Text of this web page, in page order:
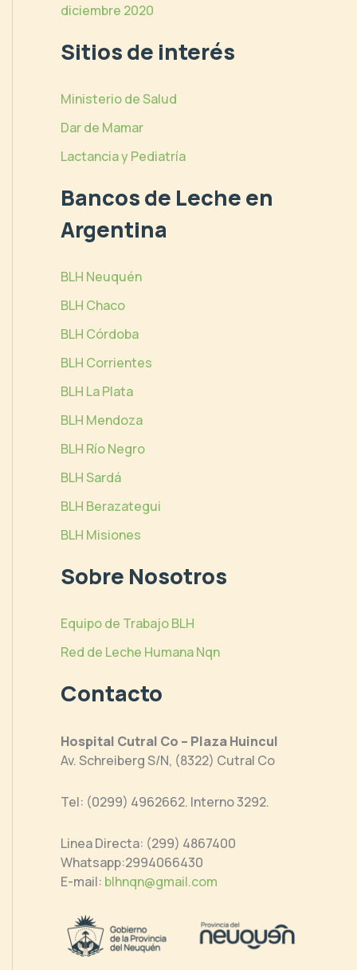
diciembre 2020
Sitios de interés
Ministerio de Salud
Dar de Mamar
Lactancia y Pediatría
Bancos de Leche en
Argentina
BLH Neuquén
BLH Chaco
BLH Córdoba
BLH Corrientes
BLH La Plata
BLH Mendoza
BLH Río Negro
BLH Sardá
BLH Berazategui
BLH Misiones
Sobre Nosotros
Equipo de Trabajo BLH
Red de Leche Humana Nqn
Contacto
Hospital Cutral Co – Plaza Huincul
Av. Schreiberg S/N, (8322) Cutral Co
Tel: (0299) 4962662. Interno 3292.
Linea Directa: (299) 4867400
Whatsapp:2994066430
E-mail: blhnqn@gmail.com